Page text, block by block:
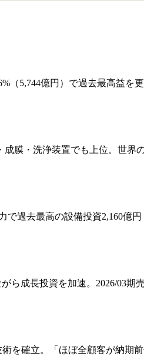
（5,744億円）で過去最高益を
膜・洗浄装置でも上位。世界
過去最高の設備投資2,160億
成長投資を加速。2026/03期
を確立。「ほぼ全顧客が納期